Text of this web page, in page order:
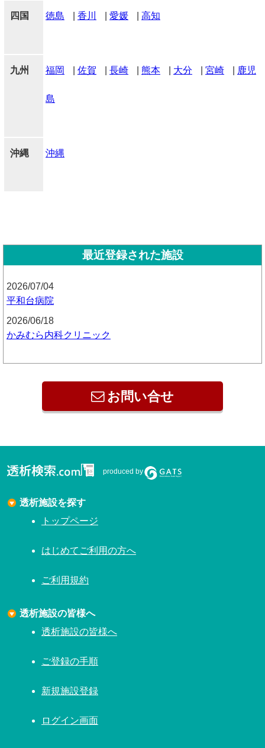
四国 徳島 香川 愛媛 高知
九州 福岡 佐賀 長崎 熊本 大分 宮崎 鹿児
島
沖縄 沖縄
最近登録された施設
2026/07/04
平和台病院
2026/06/18
かみむら内科クリニック
お問い合せ
produced by
透析施設を探す
トップページ
はじめてご利用の方へ
ご利用規約
透析施設の皆様へ
透析施設の皆様へ
ご登録の手順
新規施設登録
ログイン画面